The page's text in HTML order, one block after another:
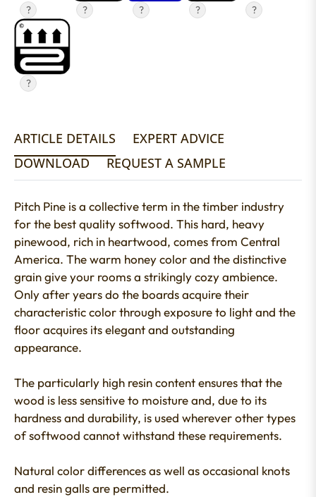
? ? ? ? ?
?
ARTICLE DETAILS
EXPERT ADVICE
DOWNLOAD
REQUEST A SAMPLE
Pitch Pine is a collective term in the timber industry
for the best quality softwood. This hard, heavy
pinewood, rich in heartwood, comes from Central
America. The warm honey color and the distinctive
grain give your rooms a strikingly cozy ambience.
Only after years do the boards acquire their
characteristic color through exposure to light and the
floor acquires its elegant and outstanding
appearance.
The particularly high resin content ensures that the
wood is less sensitive to moisture and, due to its
hardness and durability, is used wherever other types
of softwood cannot withstand these requirements.
Natural color differences as well as occasional knots
and resin galls are permitted.